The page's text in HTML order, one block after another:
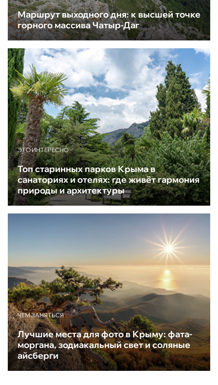
Маршрут выходного дня: к высшей точке
горного массива Чатыр-Даг
ЭТО ИНТЕРЕСНО
Топ старинных парков Крыма в
санаториях и отелях: где живёт гармония
природы и архитектуры
ЧЕМ ЗАНЯТЬСЯ
Лучшие места для фото в Крыму: фата-
моргана, зодиакальный свет и соляные
айсберги